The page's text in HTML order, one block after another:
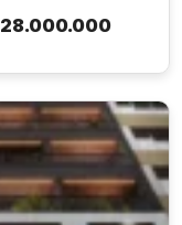
28.000.000